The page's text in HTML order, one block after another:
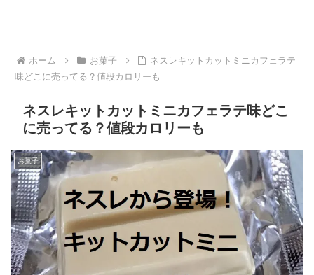
ホーム お菓子
ネスレキットカットミニカフェラテ
味どこに売ってる？値段カロリーも
ネスレキットカットミニカフェラテ味どこ
に売ってる？値段カロリーも
お菓子